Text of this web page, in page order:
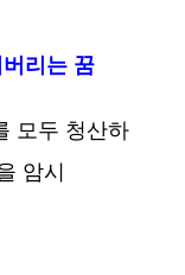
리는 꿈
모두 청산하
암시